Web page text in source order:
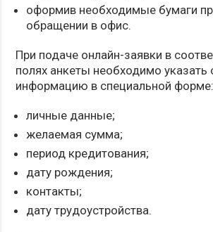
оформив необходимые бумаги
обращении в офис.
При подаче онлайн-заявки в
полях анкеты необходимо
информацию в специальной форме:
личные данные;
желаемая сумма;
период кредитования;
дату рождения;
контакты;
дату трудоустройства.